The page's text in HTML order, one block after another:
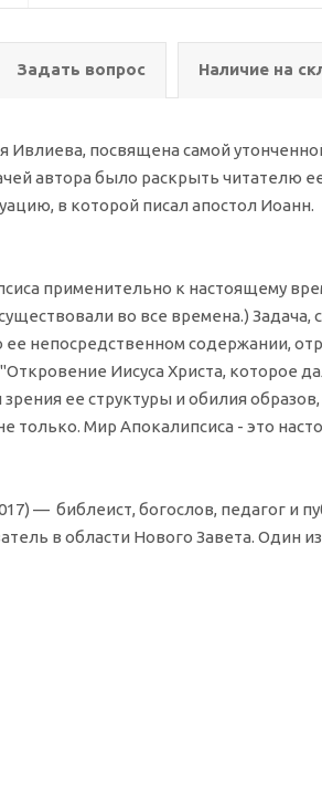
Задать вопрос Наличие на
посвящена самой
автора было раскрыть читателю
в которой писал апостол Иоанн.
применительно к настоящему
во все времена.)
ее непосредственном содержании,
Иисуса Христа, которое
ее структуры и обилия
только. Мир Апокалипсиса - это
— библеист, богослов, педагог и
в области Нового Завета. Один